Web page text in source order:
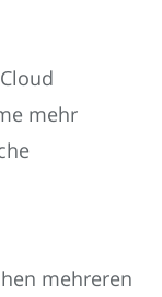
mehr
mehreren